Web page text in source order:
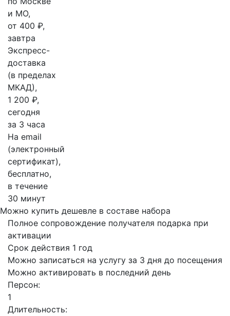
и МО,
от 400 ₽,
завтра
Экспресс-
доставка
(в пределах
МКАД),
1 200 ₽,
сегодня
за 3 часа
На email
(электронный
сертификат),
бесплатно,
в течение
30 минут
Можно купить дешевле в составе набора
Полное сопровождение получателя подарка при
активации
Срок действия 1 год
Можно записаться на услугу за 3 дня до посещения
Можно активировать в последний день
Персон:
1
Длительность: